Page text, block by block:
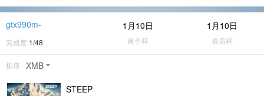
gtx990m-
完成度 1/48
1月10日
首个杯
1月10日
最后杯
排序 XMB
STEEP